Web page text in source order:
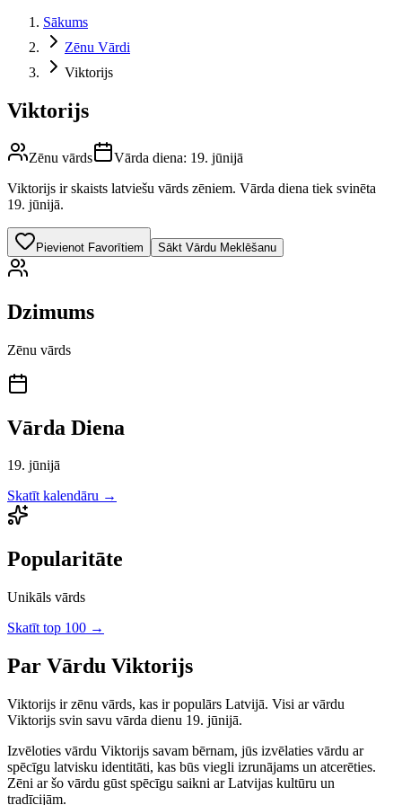
Sākums
Zēnu Vārdi
Viktorijs
Viktorijs
Zēnu vārds Vārda diena: 19. jūnijā
Viktorijs ir skaists latviešu vārds zēniem. Vārda diena tiek svinēta
19. jūnijā.
Pievienot Favorītiem Sākt Vārdu Meklēšanu
Dzimums
Zēnu vārds
Vārda Diena
19. jūnijā
Skatīt kalendāru →
Popularitāte
Unikāls vārds
Skatīt top 100 →
Par Vārdu Viktorijs
Viktorijs irzēnu vārds, kas ir populārs Latvijā. Visi ar vārdu
Viktorijs svin savu vārda dienu 19. jūnijā.
Izvēloties vārdu Viktorijs savam bērnam, jūs izvēlaties vārdu ar
spēcīgu latvisku identitāti, kas būs viegli izrunājams un atcerēties.
Zēni ar šo vārdu gūst spēcīgu saikni ar Latvijas kultūru un
tradīcijām.